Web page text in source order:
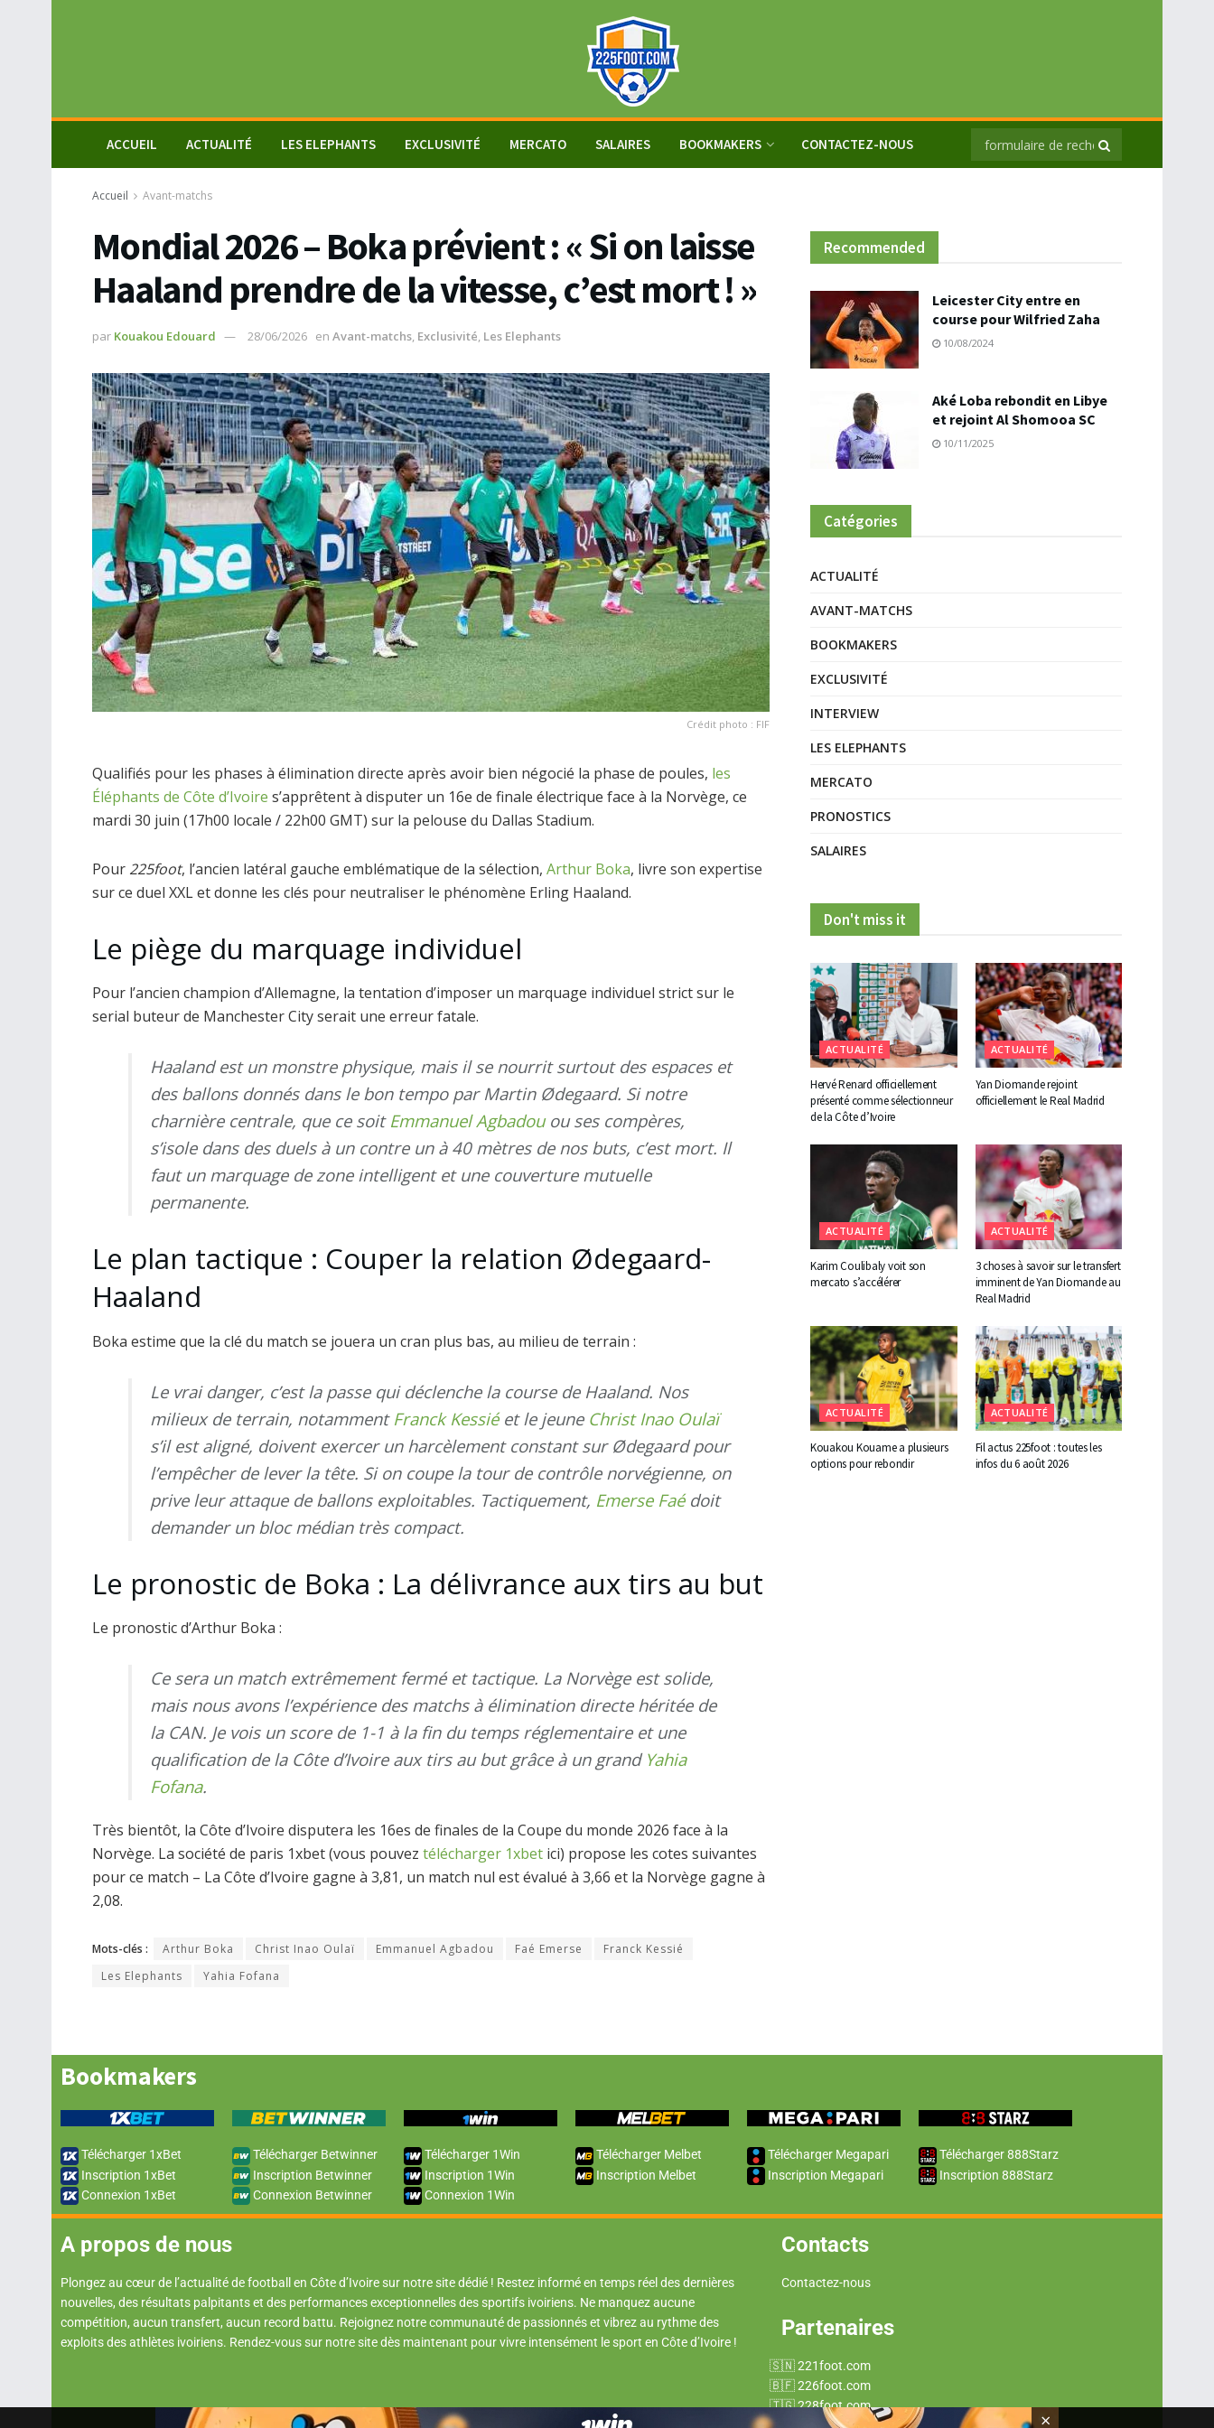
ACCUEIL ACTUALITÉ LES ELEPHANTS EXCLUSIVITÉ MERCATO SALAIRES BOOKMAKERS CONTACTEZ-NOUS
Accueil Avant-matchs
Mondial 2026 – Boka prévient : « Si on laisse
Haaland prendre de la vitesse, c’est mort ! »
par Kouakou Edouard 28/06/2026 en Avant-matchs, Exclusivité, Les Elephants
Crédit photo : FIF
Qualifiés pour les phases à élimination directe après avoir bien négocié la phase de poules, les
Éléphants de Côte d’Ivoire s’apprêtent à disputer un 16e de finale électrique face à la Norvège, ce
mardi 30 juin (17h00 locale / 22h00 GMT) sur la pelouse du Dallas Stadium.
Pour 225foot, l’ancien latéral gauche emblématique de la sélection, Arthur Boka, livre son expertise
sur ce duel XXL et donne les clés pour neutraliser le phénomène Erling Haaland.
Le piège du marquage individuel
Pour l’ancien champion d’Allemagne, la tentation d’imposer un marquage individuel strict sur le
serial buteur de Manchester City serait une erreur fatale.
Haaland est un monstre physique, mais il se nourrit surtout des espaces et
des ballons donnés dans le bon tempo par Martin Ødegaard. Si notre
charnière centrale, que ce soit Emmanuel Agbadouou ses compères,
s’isole dans des duels à un contre un à 40 mètres de nos buts, c’est mort. Il
faut un marquage de zone intelligent et une couverture mutuelle
permanente.
Le plan tactique : Couper la relation Ødegaard-
Haaland
Boka estime que la clé du match se jouera un cran plus bas, au milieu de terrain :
Le vrai danger, c’est la passe qui déclenche la course de Haaland. Nos
milieux de terrain, notamment Franck Kessiéet le jeune Christ Inao Oulaï
s’il est aligné, doivent exercer un harcèlement constant sur Ødegaard pour
l’empêcher de lever la tête. Si on coupe la tour de contrôle norvégienne, on
prive leur attaque de ballons exploitables. Tactiquement, Emerse Faédoit
demander un bloc médian très compact.
Le pronostic de Boka : La délivrance aux tirs au but
Le pronostic d’Arthur Boka :
Ce sera un match extrêmement fermé et tactique. La Norvège est solide,
mais nous avons l’expérience des matchs à élimination directe héritée de
la CAN. Je vois un score de 1-1 à la fin du temps réglementaire et une
qualification de la Côte d’Ivoire aux tirs au but grâce à un grand Yahia
Fofana.
Très bientôt, la Côte d’Ivoire disputera les 16es de finales de la Coupe du monde 2026 face à la
Norvège. La société de paris 1xbet (vous pouvez télécharger 1xbet ici) propose les cotes suivantes
pour ce match – La Côte d’Ivoire gagne à 3,81, un match nul est évalué à 3,66 et la Norvège gagne à
2,08.
Mots-clés : Arthur Boka Christ Inao Oulaï Emmanuel Agbadou Faé Emerse
Franck Kessié
Les Elephants
Yahia Fofana
Recommended
Leicester City entre en
course pour Wilfried Zaha
10/08/2024
Aké Loba rebondit en Libye
et rejoint Al Shomooa SC
10/11/2025
Catégories
ACTUALITÉ
AVANT-MATCHS
BOOKMAKERS
EXCLUSIVITÉ
INTERVIEW
LES ELEPHANTS
MERCATO
PRONOSTICS
SALAIRES
Don't miss it
ACTUALITÉ
Hervé Renard officiellement
présenté comme sélectionneur
de la Côte d’Ivoire
ACTUALITÉ
Yan Diomande rejoint
officiellement le Real Madrid
ACTUALITÉ
Karim Coulibaly voit son
mercato s’accélérer
ACTUALITÉ
3 choses à savoir sur le transfert
imminent de Yan Diomande au
Real Madrid
ACTUALITÉ
Kouakou Kouame a plusieurs
options pour rebondir
ACTUALITÉ
Fil actus 225foot : toutes les
infos du 6 août 2026
Bookmakers
Télécharger 1xBet
Inscription 1xBet
Connexion 1xBet
Télécharger Betwinner
Inscription Betwinner
Connexion Betwinner
Télécharger 1Win
Inscription 1Win
Connexion 1Win
Télécharger Melbet
Inscription Melbet
Télécharger Megapari
Inscription Megapari
Télécharger 888Starz
Inscription 888Starz
A propos de nous
Plongez au cœur de l’actualité de football en Côte d’Ivoire sur notre site dédié ! Restez informé en temps réel des dernières
nouvelles, des résultats palpitants et des performances exceptionnelles des sportifs ivoiriens. Ne manquez aucune
compétition, aucun transfert, aucun record battu. Rejoignez notre communauté de passionnés et vibrez au rythme des
exploits des athlètes ivoiriens. Rendez-vous sur notre site dès maintenant pour vivre intensément le sport en Côte d’Ivoire !
Contacts
Contactez-nous
Partenaires
221foot.com
226foot.com
228foot.com
229foot.com
×